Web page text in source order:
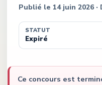
Publié le 14 juin 2026
STATUT
Expiré
Ce concours est